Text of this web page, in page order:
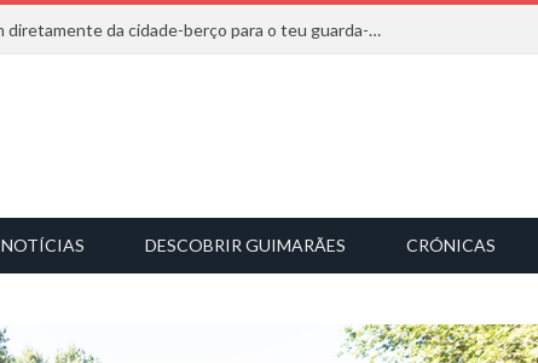
20 marcas que saem diretamente da cidade-berço para o teu guarda-roupa
NOTÍCIAS DESCOBRIR GUIMARÃES CRÓNICAS